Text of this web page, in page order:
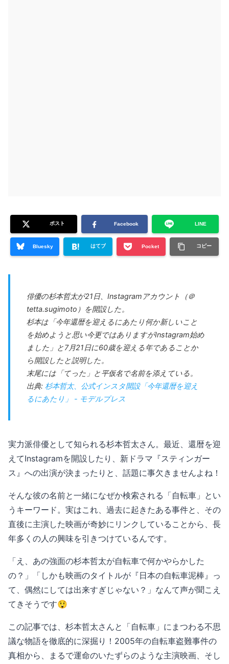
ポスト Facebook LINE
Bluesky はてブ Pocket コピー
俳優の杉本哲太が21日、Instagramアカウント（＠
tetta.sugimoto）を開設した。
杉本は「今年還暦を迎えるにあたり何か新しいこと
を始めようと思い今更ではありますがInstagram始め
ました」と7月21日に60歳を迎える年であることか
ら開設したと説明した。
末尾には「てった」と平仮名で名前を添えている。
出典: 杉本哲太、公式インスタ開設「今年還暦を迎え
るにあたり」 - モデルプレス
実力派俳優として知られる杉本哲太さん。最近、還暦を迎
えてInstagramを開設したり、新ドラマ『スティンガー
ス』への出演が決まったりと、話題に事欠きませんよね！
そんな彼の名前と一緒になぜか検索される「自転車」とい
うキーワード。実はこれ、過去に起きたある事件と、その
直後に主演した映画が奇妙にリンクしていることから、長
年多くの人の興味を引きつけているんです。
「え、あの強面の杉本哲太が自転車で何かやらかした
の？」「しかも映画のタイトルが『日本の自転車泥棒』っ
て、偶然にしては出来すぎじゃない？」なんて声が聞こえ
てきそうです😲
この記事では、杉本哲太さんと「自転車」にまつわる不思
議な物語を徹底的に深掘り！2005年の自転車盗難事件の
真相から、まるで運命のいたずらのような主演映画、そし